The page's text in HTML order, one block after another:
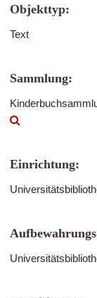
Objekttyp:
Text
Sammlung:
Einrichtung: